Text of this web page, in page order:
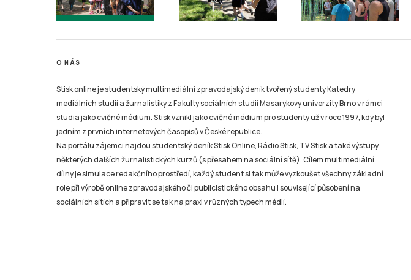
O NÁS
Stisk online je studentský multimediální zpravodajský deník tvořený studenty Katedry
mediálních studií a žurnalistiky z Fakulty sociálních studií Masarykovy univerzity Brno v rámci
studia jako cvičné médium. Stisk vznikl jako cvičné médium pro studenty už v roce 1997, kdy byl
jedním z prvních internetových časopisů v České republice.
Na portálu zájemci najdou studentský deník Stisk Online, Rádio Stisk, TV Stisk a také výstupy
některých dalších žurnalistických kurzů (s přesahem na sociální sítě). Cílem multimediální
dílny je simulace redakčního prostředí, každý student si tak může vyzkoušet všechny základní
role při výrobě online zpravodajského či publicistického obsahu i související působení na
sociálních sítích a připravit se tak na praxi v různých typech médií.